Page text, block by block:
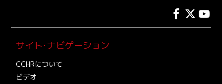
サイト･ナビゲーション
CCHRについて
ビデオ